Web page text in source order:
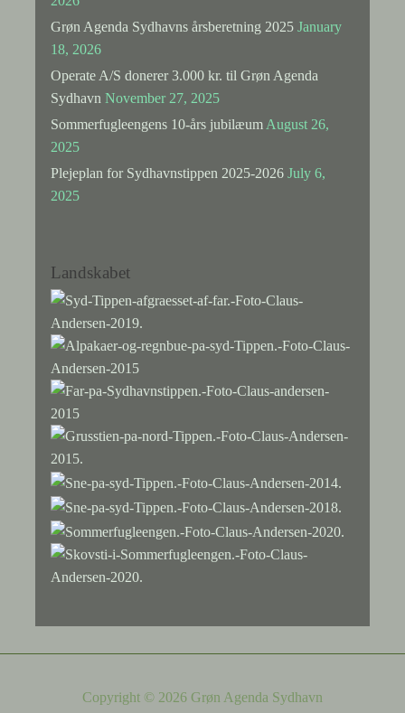
Grøn Agenda Sydhavns årsberetning 2025 January
18, 2026
Operate A/S donerer 3.000 kr. til Grøn Agenda
Sydhavn November 27, 2025
Sommerfugleengens 10-års jubilæum August 26,
2025
Plejeplan for Sydhavnstippen 2025-2026 July 6,
2025
Landskabet
Copyright © 2026 Grøn Agenda Sydhavn